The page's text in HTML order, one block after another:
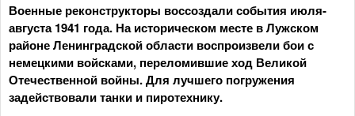
Военные реконструкторы воссоздали события июля-
августа 1941 года. На историческом месте в Лужском
районе Ленинградской области воспроизвели бои с
немецкими войсками, переломившие ход Великой
Отечественной войны. Для лучшего погружения
задействовали танки и пиротехнику.